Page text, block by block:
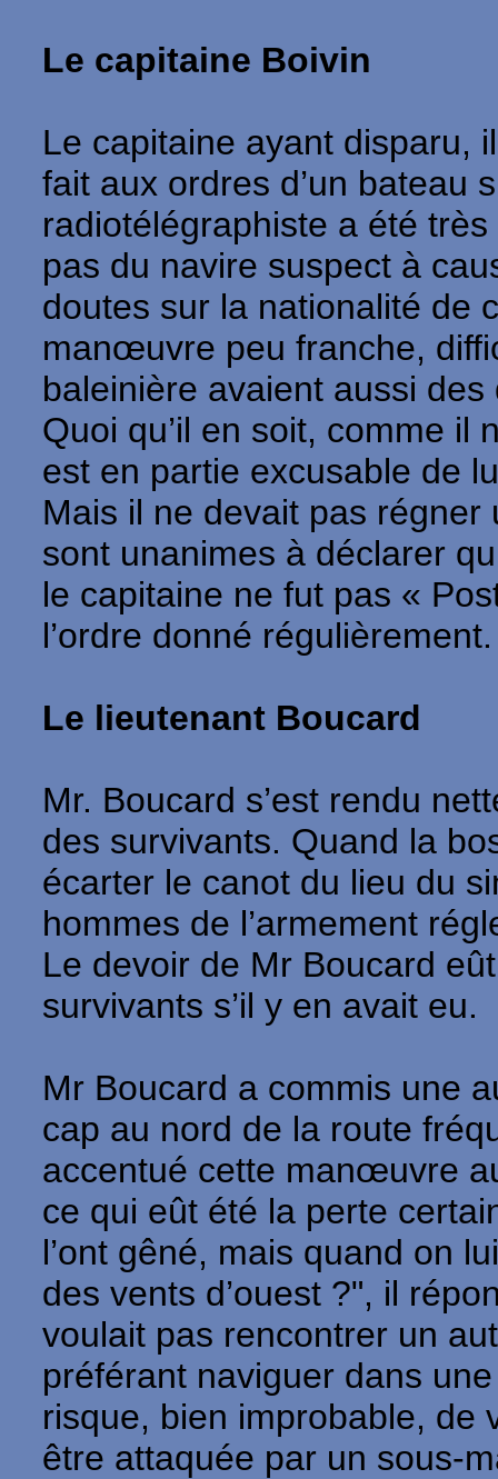
Le capitaine Boivin
Le capitaine ayant disparu,
fait aux ordres d’un bateau
radiotélégraphiste a été
pas du navire suspect à
doutes sur la nationalité de
manœuvre peu franche,
baleinière avaient aussi des
Quoi qu’il en soit, comme il
est en partie excusable de
Mais il ne devait pas
sont unanimes à déclarer
le capitaine ne fut pas «
l’ordre donné
Le lieutenant Boucard
Mr. Boucard s’est rendu
des survivants. Quand la
écarter le canot du lieu du
hommes de l’armement
Le devoir de Mr Boucard
survivants s’il y en avait eu.
Mr Boucard a commis une
cap au nord de la route
accentué cette manœuvre
ce qui eût été la perte
l’ont gêné, mais quand on
des vents d’ouest ?", il
voulait pas rencontrer un
préférant naviguer dans
risque, bien improbable, de
être attaquée par un sous-